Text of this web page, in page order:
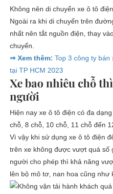
Không nên di chuyển xe ô tô
Ngoài ra khi di chuyển trên
nhất nên tắt nguồn điện, thay
chuyển.
⇒ Xem thêm: Top 3 công ty
tại TP HCM 2023
Xe bao nhiêu chỗ
người
Hiện nay xe ô tô điện có đa
chỗ, 8 chỗ, 10 chỗ, 11 chỗ đến
Vì vậy khi sử dụng xe ô tô điện
trên xe không được vượt quá số
người cho phép thì khả năng
lên bộ mô tơ, nan hoa cũng như